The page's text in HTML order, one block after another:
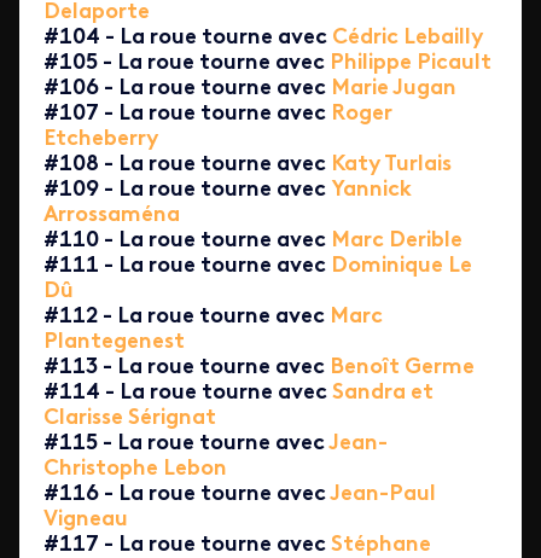
Delaporte
#104 - La roue tourne avec Cédric Lebailly
#105 - La roue tourne avec Philippe Picault
#106 - La roue tourne avec Marie Jugan
#107 - La roue tourne avec Roger
Etcheberry
#108 - La roue tourne avec Katy Turlais
#109 - La roue tourne avec Yannick
Arrossaména
#110 - La roue tourne avec Marc Derible
#111 - La roue tourne avec Dominique Le
Dû
#112 - La roue tourne avec Marc
Plantegenest
#113 - La roue tourne avec Benoît Germe
#114 - La roue tourne avec Sandra et
Clarisse Sérignat
#115 - La roue tourne avecJean-
Christophe Lebon
#116 - La roue tourne avecJean-Paul
Vigneau
#117 - La roue tourne avec Stéphane